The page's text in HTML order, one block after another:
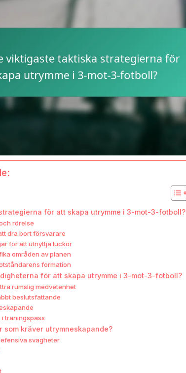
för att skapa utrymme i 3-mot-3-fotboll?
rörelse
dra bort försvarare
för att utnyttja luckor
områden av planen
formation
för att skapa utrymme i 3-mot-3-fotboll?
rumslig medvetenhet
beslutsfattande
träningspass
kräver utrymneskapande?
svagheter